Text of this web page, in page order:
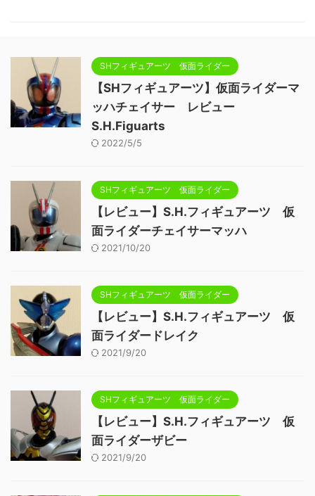
SHフィギュアーツ 仮面ライダー
【SHフィギュアーツ】仮面ライダーマ
ッハチェイサー レビュー
S.H.Figuarts
2022/5/5
SHフィギュアーツ 仮面ライダー
【レビュー】S.H.フィギュアーツ 仮
面ライダーチェイサーマッハ
2021/10/20
SHフィギュアーツ 仮面ライダー
【レビュー】S.H.フィギュアーツ 仮
面ライダードレイク
2021/9/20
SHフィギュアーツ 仮面ライダー
【レビュー】S.H.フィギュアーツ 仮
面ライダーザビー
2021/9/20